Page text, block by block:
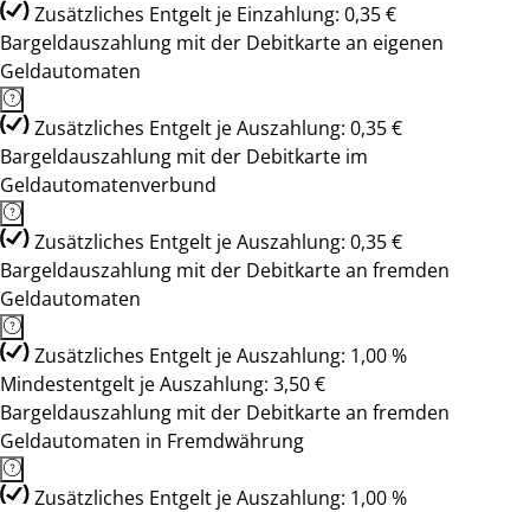
Zusätzliches Entgelt je Einzahlung: 0,35 €
Bargeldauszahlung mit der Debitkarte an eigenen
Geldautomaten
Zusätzliches Entgelt je Auszahlung: 0,35 €
Bargeldauszahlung mit der Debitkarte im
Geldautomatenverbund
Zusätzliches Entgelt je Auszahlung: 0,35 €
Bargeldauszahlung mit der Debitkarte an fremden
Geldautomaten
Zusätzliches Entgelt je Auszahlung: 1,00 %
Mindestentgelt je Auszahlung: 3,50 €
Bargeldauszahlung mit der Debitkarte an fremden
Geldautomaten in Fremdwährung
Zusätzliches Entgelt je Auszahlung: 1,00 %